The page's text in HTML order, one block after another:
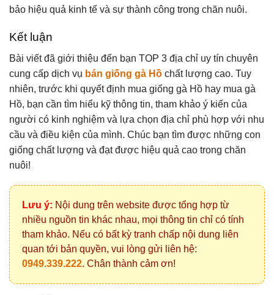
bảo hiệu quả kinh tế và sự thành công trong chăn nuôi.
Kết luận
Bài viết đã giới thiệu đến bạn TOP 3 địa chỉ uy tín chuyên
cung cấp dịch vụ bán giống gà Hồ chất lượng cao. Tuy
nhiên, trước khi quyết định mua giống gà Hồ hay mua gà
Hồ, bạn cần tìm hiểu kỹ thông tin, tham khảo ý kiến của
người có kinh nghiệm và lựa chọn địa chỉ phù hợp với nhu
cầu và điều kiện của mình. Chúc bạn tìm được những con
giống chất lượng và đạt được hiệu quả cao trong chăn
nuôi!
Lưu ý: Nội dung trên website được tổng hợp từ
nhiều nguồn tin khác nhau, mọi thông tin chỉ có tính
tham khảo. Nếu có bất kỳ tranh chấp nội dung liên
quan tới bản quyền, vui lòng gửi liên hệ:
0949.339.222. Chân thành cảm ơn!